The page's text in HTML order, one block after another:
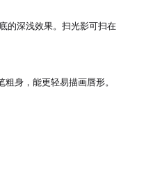
的深浅效果。扫光影可扫在
身，能更轻易描画唇形。